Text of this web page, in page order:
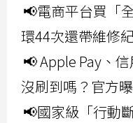
📢電商平台買「
環44次還帶維修
📢 Apple Pay、
沒刷到嗎？官方
📢國家級「行動